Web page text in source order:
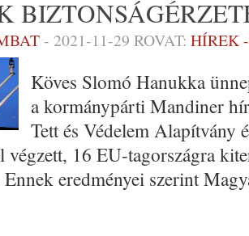
- 2021-11-29 ROVAT: HÍREK
Köves Slomó Hanukka
a kormánypárti Mandiner
Tett és Védelem Alapítvány
végzett, 16 EU-tagországra
eredményei szerint